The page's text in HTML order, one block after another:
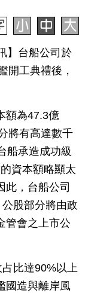
】台船公司於
開工典禮後，
額為47.3億
將有高達數千
船承造成功級
資本額略顯太
此，台船公司
股部分將由政
管會之上市公
比達90%以上
國造與離岸風